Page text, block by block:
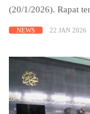
(20/1/2026). Rapat
NEWS 22 JAN 2026